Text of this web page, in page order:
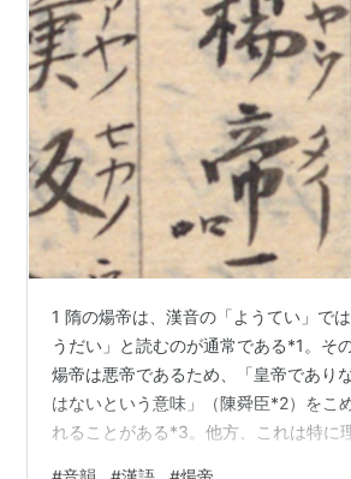
1 隋の煬帝は、漢音の「ようてい」で
うだい」と読むのが通常である*1。そ
煬帝は悪帝であるため、「皇帝であり
はないという意味」（陳舜臣*2）をこ
れることがある*3。他方、これは特に